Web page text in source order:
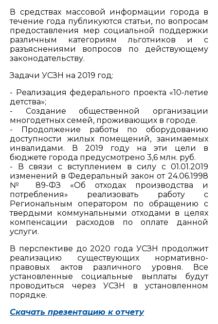
В средствах массовой информации города в
течение года публикуются статьи, по вопросам
предоставления мер социальной поддержки
различным категориям льготников и с
разъяснениями вопросов по действующему
законодательству.
Задачи УСЗН на 2019 год:
- Реализация федерального проекта «10-летие
детства»;
- Создание общественной организации
многодетных семей, проживающих в городе.
- Продолжение работы по оборудованию
доступности жилых помещений, занимаемых
инвалидами. В 2019 году на эти цели в
бюджете города предусмотрено 3,6 млн. руб.
- В связи с вступлением в силу с 01.01.2019
изменений в Федеральный закон от 24.06.1998
№ 89-ФЗ «Об отходах производства и
потребления» реализовать работу с
Региональным оператором по обращению с
твердыми коммунальными отходами в целях
компенсации расходов по оплате данной
услуги.
В перспективе до 2020 года УСЗН продолжит
реализацию существующих нормативно-
правовых актов различного уровня. Все
установленные социальные выплаты будут
проводиться через УСЗН в установленном
порядке.
Скачать презентацию к отчету